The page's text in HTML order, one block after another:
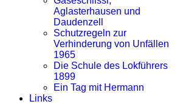
Aglasterhausen und
Daudenzell
Schutzregeln zur
Verhinderung von Unfällen
1965
Die Schule des Lokführers
1899
Ein Tag mit Hermann
Links